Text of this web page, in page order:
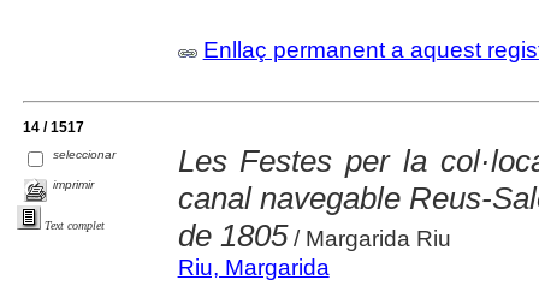
Enllaç permanent a aquest
14 / 1517
seleccionar
imprimir
Text complet
Les Festes per la
canal navegable Reus-
de 1805/ Margarida Riu
Riu, Margarida